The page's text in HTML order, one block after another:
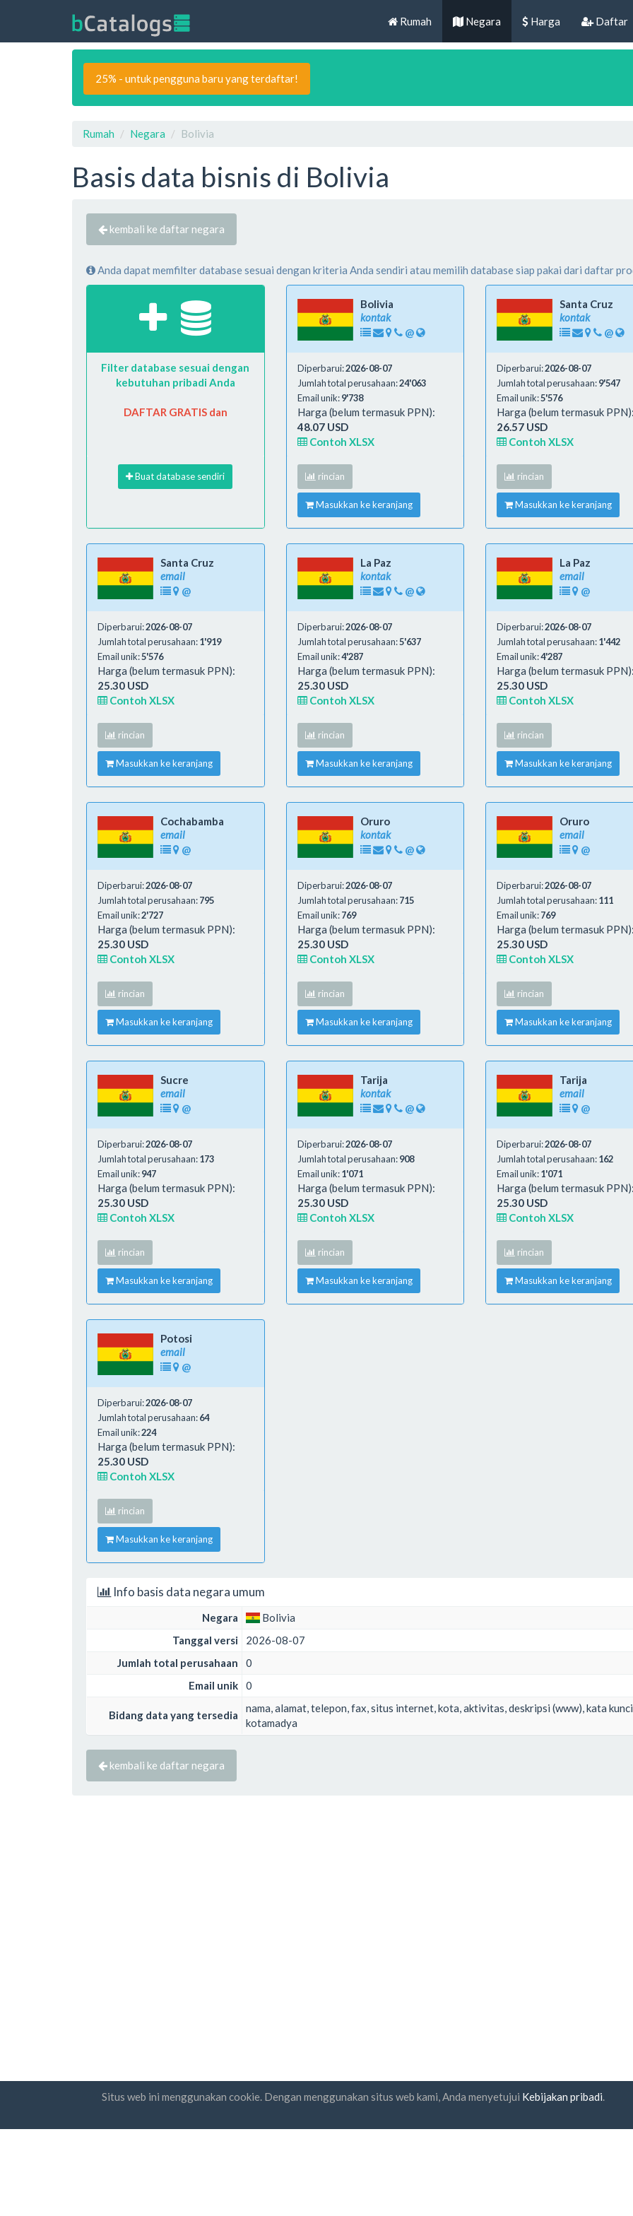
Rumah Negara Harga Daftar
25% - untuk pengguna baru yang terdaftar!
Rumah Negara Bolivia
Basis data bisnis di Bolivia
kembali ke daftar negara
Anda dapat memfilter database sesuai dengan kriteria Anda sendiri atau memilih database siap pakai dari daftar
Filter database sesuai dengan
kebutuhan pribadi Anda
DAFTAR GRATIS dan
Buat database sendiri
Bolivia
kontak
@
Diperbarui:2026-08-07
Jumlah total perusahaan:24'063
Email unik:9'738
Harga (belum termasuk PPN):
48.07 USD
Contoh XLSX
rincian
Masukkan ke keranjang
Santa Cruz
kontak
@
Diperbarui:2026-08-07
Jumlah total perusahaan:9'547
Email unik:5'576
Harga (belum termasuk PPN):
26.57 USD
Contoh XLSX
rincian
Masukkan ke keranjang
Santa Cruz
email
@
Diperbarui:2026-08-07
Jumlah total perusahaan:1'919
Email unik:5'576
Harga (belum termasuk PPN):
25.30 USD
Contoh XLSX
rincian
Masukkan ke keranjang
La Paz
kontak
@
Diperbarui:2026-08-07
Jumlah total perusahaan:5'637
Email unik:4'287
Harga (belum termasuk PPN):
25.30 USD
Contoh XLSX
rincian
Masukkan ke keranjang
La Paz
email
@
Diperbarui:2026-08-07
Jumlah total perusahaan:1'442
Email unik:4'287
Harga (belum termasuk PPN):
25.30 USD
Contoh XLSX
rincian
Masukkan ke keranjang
Cochabamba
email
@
Diperbarui:2026-08-07
Jumlah total perusahaan:795
Email unik:2'727
Harga (belum termasuk PPN):
25.30 USD
Contoh XLSX
rincian
Masukkan ke keranjang
Oruro
kontak
@
Diperbarui:2026-08-07
Jumlah total perusahaan:715
Email unik:769
Harga (belum termasuk PPN):
25.30 USD
Contoh XLSX
rincian
Masukkan ke keranjang
Oruro
email
@
Diperbarui:2026-08-07
Jumlah total perusahaan:111
Email unik:769
Harga (belum termasuk PPN):
25.30 USD
Contoh XLSX
rincian
Masukkan ke keranjang
Sucre
email
@
Diperbarui:2026-08-07
Jumlah total perusahaan:173
Email unik:947
Harga (belum termasuk PPN):
25.30 USD
Contoh XLSX
rincian
Masukkan ke keranjang
Tarija
kontak
@
Diperbarui:2026-08-07
Jumlah total perusahaan:908
Email unik:1'071
Harga (belum termasuk PPN):
25.30 USD
Contoh XLSX
rincian
Masukkan ke keranjang
Tarija
email
@
Diperbarui:2026-08-07
Jumlah total perusahaan:162
Email unik:1'071
Harga (belum termasuk PPN):
25.30 USD
Contoh XLSX
rincian
Masukkan ke keranjang
Potosi
email
@
Diperbarui:2026-08-07
Jumlah total perusahaan:64
Email unik:224
Harga (belum termasuk PPN):
25.30 USD
Contoh XLSX
rincian
Masukkan ke keranjang
Info basis data negara umum
Negara
Bolivia
Tanggal versi
2026-08-07
Jumlah total perusahaan
0
Email unik
0
Bidang data yang tersedia
nama, alamat, telepon, fax, situs internet, kota, aktivitas, deskripsi (www), kata
kotamadya
kembali ke daftar negara
Situs web ini menggunakan cookie. Dengan menggunakan situs web kami, Anda menyetujui Kebijakan pribadi.